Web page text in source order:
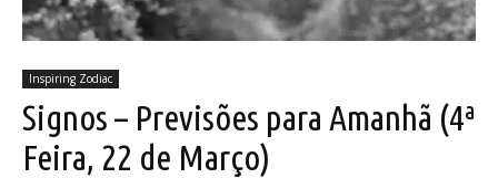
Inspiring Zodiac
Signos – Previsões para Amanhã (4ª
Feira, 22 de Março)